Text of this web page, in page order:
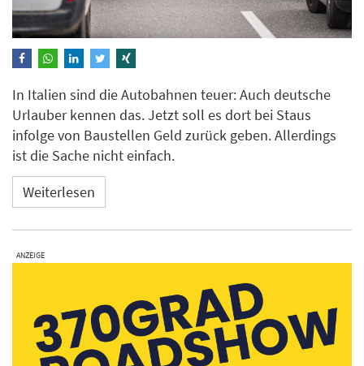
In Italien sind die Autobahnen teuer: Auch deutsche
Urlauber kennen das. Jetzt soll es dort bei Staus
infolge von Baustellen Geld zurück geben. Allerdings
ist die Sache nicht einfach.
Weiterlesen
ANZEIGE